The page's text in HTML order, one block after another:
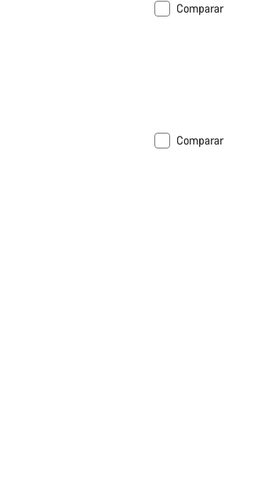
Comparar
Comparar